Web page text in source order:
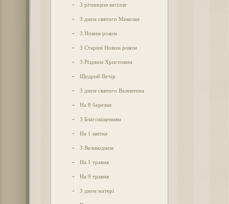
- З річницею весілля
- З днем святого Миколая
- З Новим роком
- З Старим Новим роком
- З Різдвом Христовим
- Щедрий Вечір
- З днем святого Валентина
- На 8 березня
- З Благовіщенням
- На 1 квітня
- З Великоднем
- На 1 травня
- На 9 травня
- З днем матері